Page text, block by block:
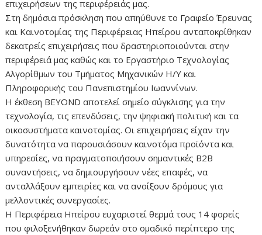
επιχειρήσεων της περιφέρειάς μας.
Στη δημόσια πρόσκληση που απηύθυνε το Γραφείο Έρευνας
και Καινοτομίας της Περιφέρειας Ηπείρου ανταποκρίθηκαν
δεκατρείς επιχειρήσεις που δραστηριοποιούνται στην
περιφέρειά μας καθώς και το Εργαστήριο Τεχνολογίας
Αλγορίθμων του Τμήματος Μηχανικών Η/Υ και
Πληροφορικής του Πανεπιστημίου Ιωαννίνων.
Η έκθεση BEYOND αποτελεί σημείο σύγκλισης για την
τεχνολογία, τις επενδύσεις, την ψηφιακή πολιτική και τα
οικοσυστήματα καινοτομίας. Οι επιχειρήσεις είχαν την
δυνατότητα να παρουσιάσουν καινοτόμα προϊόντα και
υπηρεσίες, να πραγματοποιήσουν σημαντικές B2B
συναντήσεις, να δημιουργήσουν νέες επαφές, να
ανταλλάξουν εμπειρίες και να ανοίξουν δρόμους για
μελλοντικές συνεργασίες.
Η Περιφέρεια Ηπείρου ευχαριστεί θερμά τους 14 φορείς
που φιλοξενήθηκαν δωρεάν στο ομαδικό περίπτερο της